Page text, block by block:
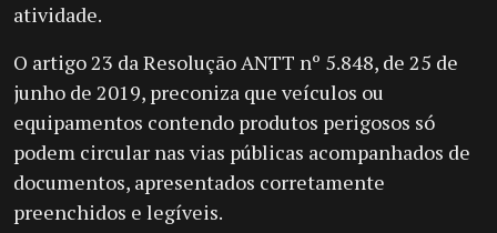
atividade.
O artigo 23 da Resolução ANTT nº 5.848, de 25 de
junho de 2019, preconiza que veículos ou
equipamentos contendo produtos perigosos só
podem circular nas vias públicas acompanhados de
documentos, apresentados corretamente
preenchidos e legíveis.